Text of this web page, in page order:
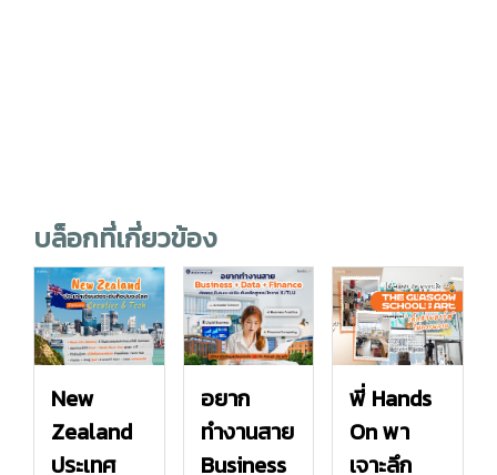
บล็อกที่เกี่ยวข้อง
New
Zealand
ประเทศ
อยาก
ทำงานสาย
Business
พี่ Hands
On พา
เจาะลึก